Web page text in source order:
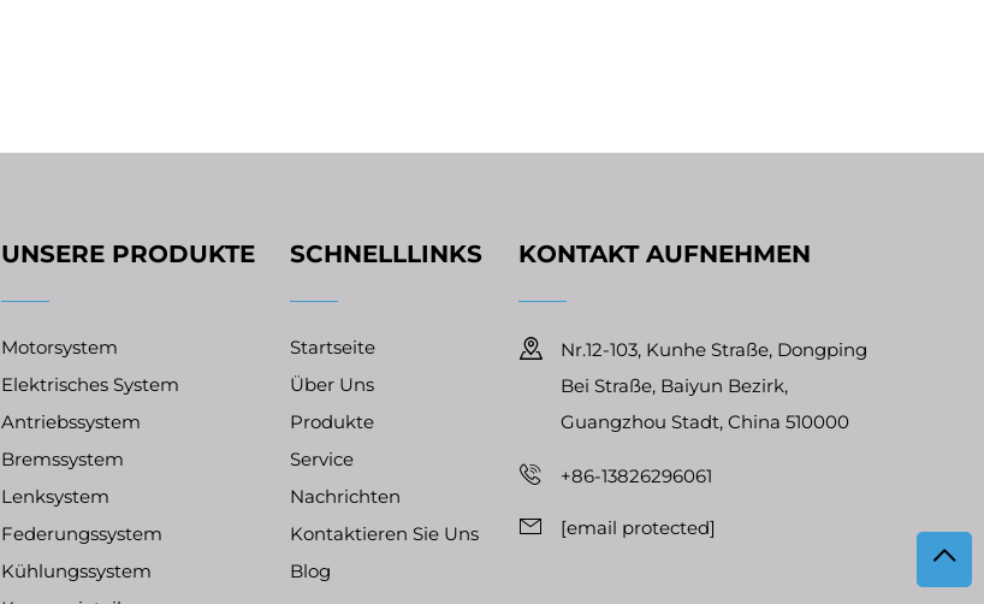
UNSERE PRODUKTE
Motorsystem
Elektrisches System
Antriebssystem
Bremssystem
Lenksystem
Federungssystem
Kühlungssystem
SCHNELLLINKS
Startseite
Über Uns
Produkte
Service
Nachrichten
Kontaktieren Sie Uns
Blog
KONTAKT AUFNEHMEN
Nr.12-103, Kunhe Straße, Dongping
Bei Straße, Baiyun Bezirk,
Guangzhou Stadt, China 510000
+86-13826296061
[email protected]